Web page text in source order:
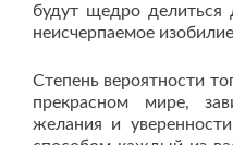
будут щедро делиться
неисчерпаемое
Степень вероятности
прекрасном мире,
желания и